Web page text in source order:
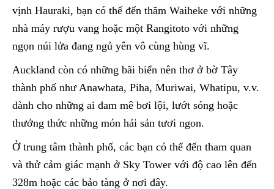
vịnh Hauraki, bạn có thể đến thăm Waiheke với những
nhà máy rượu vang hoặc một Rangitoto với những
ngọn núi lửa đang ngủ yên vô cùng hùng vĩ.
Auckland còn có những bãi biển nên thơ ở bờ Tây
thành phố như Anawhata, Piha, Muriwai, Whatipu, v.v.
dành cho những ai đam mê bơi lội, lướt sóng hoặc
thưởng thức những món hải sản tươi ngon.
Ở trung tâm thành phố, các bạn có thể đến tham quan
và thử cảm giác mạnh ở Sky Tower với độ cao lên đến
328m hoặc các bảo tàng ở nơi đây.